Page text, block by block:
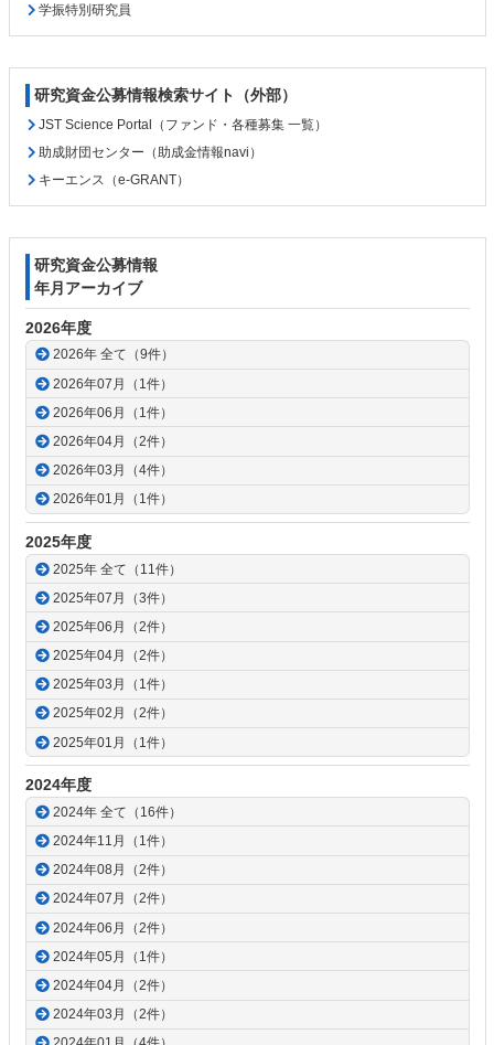
学振特別研究員
研究資金公募情報検索サイト（外部）
JST Science Portal（ファンド・各種募集 一覧）
助成財団センター（助成金情報navi）
キーエンス（e-GRANT）
研究資金公募情報
年月アーカイブ
2026年度
2026年 全て（9件）
2026年07月（1件）
2026年06月（1件）
2026年04月（2件）
2026年03月（4件）
2026年01月（1件）
2025年度
2025年 全て（11件）
2025年07月（3件）
2025年06月（2件）
2025年04月（2件）
2025年03月（1件）
2025年02月（2件）
2025年01月（1件）
2024年度
2024年 全て（16件）
2024年11月（1件）
2024年08月（2件）
2024年07月（2件）
2024年06月（2件）
2024年05月（1件）
2024年04月（2件）
2024年03月（2件）